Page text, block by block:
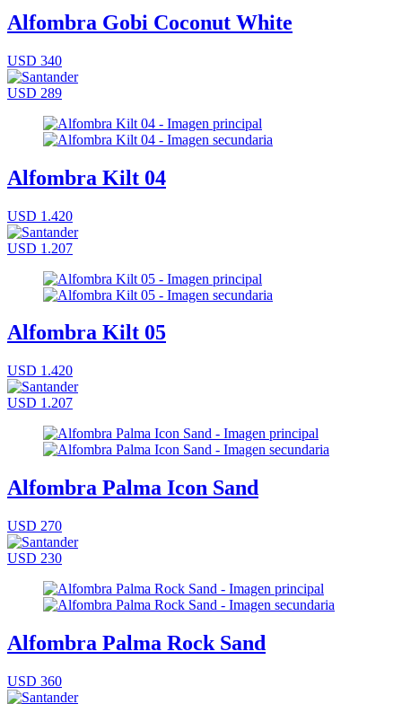
Alfombra Gobi Coconut White
USD 340
USD 289
Alfombra Kilt 04
USD 1.420
USD 1.207
Alfombra Kilt 05
USD 1.420
USD 1.207
Alfombra Palma Icon Sand
USD 270
USD 230
Alfombra Palma Rock Sand
USD 360